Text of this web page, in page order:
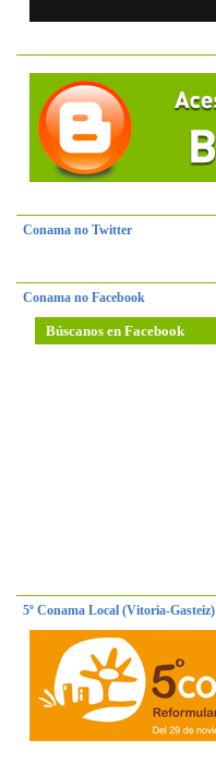
Conama no Twitter
Conama no Facebook
Búscanos en Facebook
5º Conama Local (Vitoria-Gasteiz)